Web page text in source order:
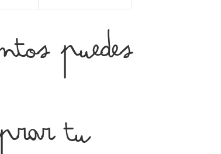
puedes